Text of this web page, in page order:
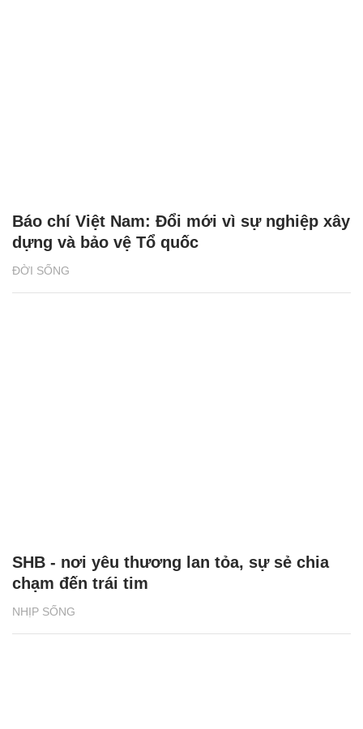
ĐỜI SỐNG
Báo chí Việt Nam: Đổi mới vì sự nghiệp xây
dựng và bảo vệ Tổ quốc
NHỊP SỐNG
SHB - nơi yêu thương lan tỏa, sự sẻ chia
chạm đến trái tim